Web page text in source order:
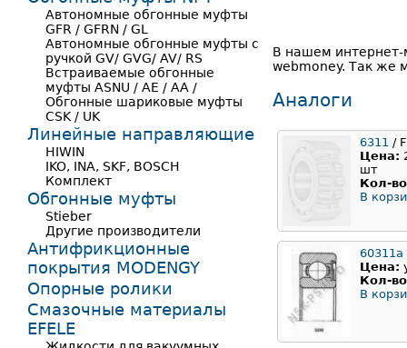
В нашем интернет-
webmoney. Так же
Аналоги
6311 /
Цена:
шт
Кол-
В
60311a
Цена:
Кол-
В
Автономные обгонные муфты
GFR / GFRN / GL
Автономные обгонные муфты с
ручкой GV/ GVG/ AV/ RS
Встраиваемые обгонные
муфты ASNU / AE / AA /
Обгонные шариковые муфты
CSK / UK
Линейные направляющие
HIWIN
IKO, INA, SKF, BOSCH
Комплект
Обгонные муфты
Stieber
Другие производители
Антифрикционные
покрытия MODENGY
Опорные ролики
Смазочные материалы
EFELE